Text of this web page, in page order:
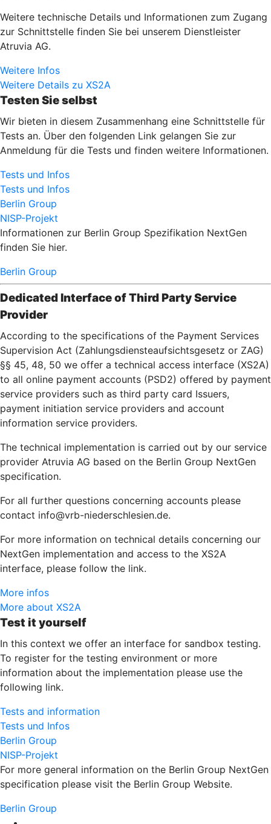
Weitere technische Details und Informationen zum Zugang
zur Schnittstelle finden Sie bei unserem Dienstleister
Atruvia AG.
Weitere Infos
Weitere Details zu XS2A
Testen Sie selbst
Wir bieten in diesem Zusammenhang eine Schnittstelle für
Tests an. Über den folgenden Link gelangen Sie zur
Anmeldung für die Tests und finden weitere Informationen.
Tests und Infos
Tests und Infos
Berlin Group
NISP-Projekt
Informationen zur Berlin Group Spezifikation NextGen
finden Sie hier.
Berlin Group
Dedicated Interface of Third Party Service
Provider
According to the specifications of the Payment Services
Supervision Act (Zahlungsdiensteaufsichtsgesetz or ZAG)
§§ 45, 48, 50 we offer a technical access interface (XS2A)
to all online payment accounts (PSD2) offered by payment
service providers such as third party card Issuers,
payment initiation service providers and account
information service providers.
The technical implementation is carried out by our service
provider Atruvia AG based on the Berlin Group NextGen
specification.
For all further questions concerning accounts please
contact info@vrb-niederschlesien.de.
For more information on technical details concerning our
NextGen implementation and access to the XS2A
interface, please follow the link.
More infos
More about XS2A
Test it yourself
In this context we offer an interface for sandbox testing.
To register for the testing environment or more
information about the implementation please use the
following link.
Tests and information
Tests und Infos
Berlin Group
NISP-Projekt
For more general information on the Berlin Group NextGen
specification please visit the Berlin Group Website.
Berlin Group